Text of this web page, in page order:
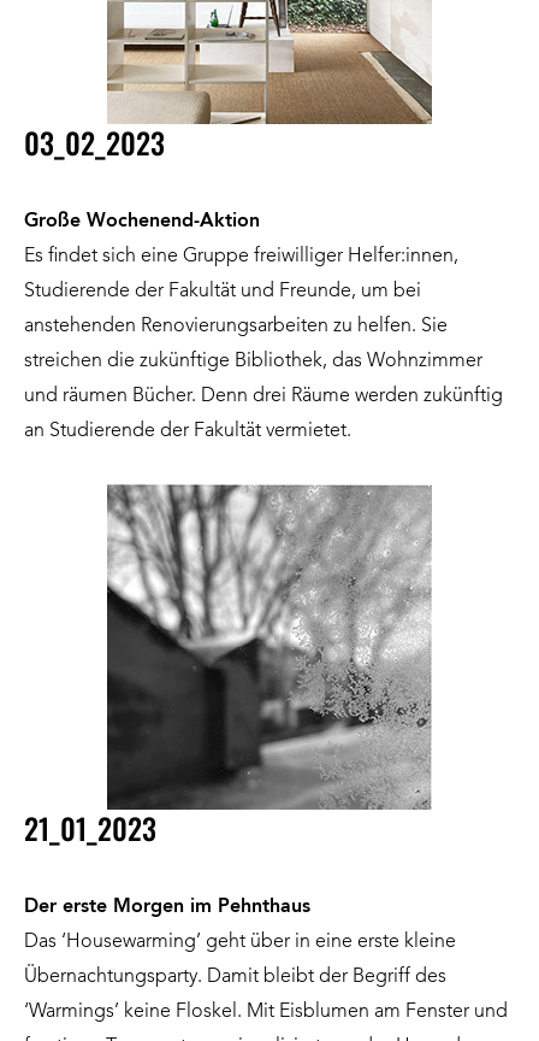
03_02_2023
Große Wochenend-Aktion
Es findet sich eine Gruppe freiwilliger Helfer:innen,
Studierende der Fakultät und Freunde, um bei
anstehenden Renovierungsarbeiten zu helfen. Sie
streichen die zukünftige Bibliothek, das Wohnzimmer
und räumen Bücher. Denn drei Räume werden zukünftig
an Studierende der Fakultät vermietet.
21_01_2023
Der erste Morgen im Pehnthaus
Das ‘Housewarming’ geht über in eine erste kleine
Übernachtungsparty. Damit bleibt der Begriff des
‘Warmings’ keine Floskel. Mit Eisblumen am Fenster und